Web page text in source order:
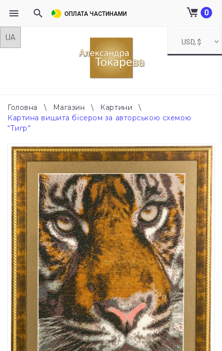
Skip
USD, $
0
ОПЛАТА ЧАСТИНАМИ
Головна \ Магазин \ Картини
\
Картина вишита бісером за авторською схемою
“Тигр”